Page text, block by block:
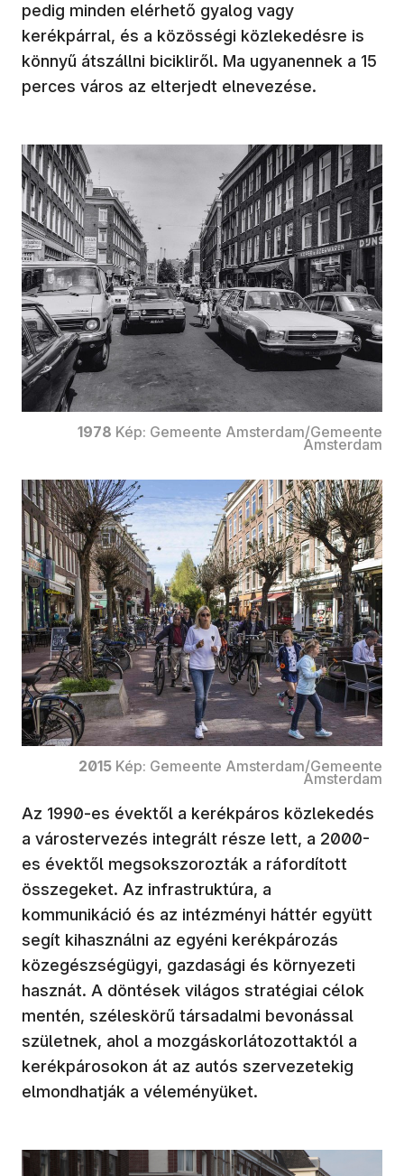
pedig minden elérhető gyalog vagy
kerékpárral, és a közösségi közlekedésre is
könnyű átszállni bicikliről. Ma ugyanennek a 15
perces város az elterjedt elnevezése.
1978 Kép: Gemeente Amsterdam/Gemeente
Amsterdam
2015 Kép: Gemeente Amsterdam/Gemeente
Amsterdam
Az 1990-es évektől a kerékpáros közlekedés
a várostervezés integrált része lett, a 2000-
es évektől megsokszorozták a ráfordított
összegeket. Az infrastruktúra, a
kommunikáció és az intézményi háttér együtt
segít kihasználni az egyéni kerékpározás
közegészségügyi, gazdasági és környezeti
hasznát. A döntések világos stratégiai célok
mentén, széleskörű társadalmi bevonással
születnek, ahol a mozgáskorlátozottaktól a
kerékpárosokon át az autós szervezetekig
elmondhatják a véleményüket.